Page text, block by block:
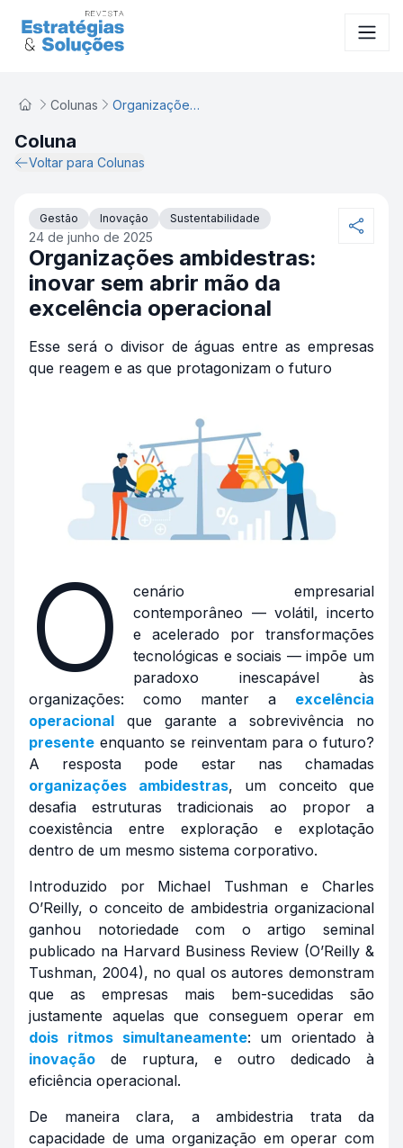
Organizações ambidestras: inovar sem abrir mão da
Colunas Organizações ambidestras: inovar sem abrir mão da excelência operacional
Coluna
Voltar para Colunas
Gestão Inovação Sustentabilidade
24 de junho de 2025
Organizações ambidestras:
inovar sem abrir mão da
excelência operacional
Esse será o divisor de águas entre as empresas
que reagem e as que protagonizam o futuro
O
cenário empresarial
contemporâneo — volátil, incerto
e acelerado por transformações
tecnológicas e sociais — impõe um
paradoxo inescapável às
organizações: como manter a excelência
operacional que garante a sobrevivência no
presente enquanto se reinventam para o futuro?
A resposta pode estar nas chamadas
organizações ambidestras, um conceito que
desafia estruturas tradicionais ao propor a
coexistência entre exploração e explotação
dentro de um mesmo sistema corporativo.
Introduzido por Michael Tushman e Charles
O’Reilly, o conceito de ambidestria organizacional
ganhou notoriedade com o artigo seminal
publicado na Harvard Business Review (O’Reilly &
Tushman, 2004), no qual os autores demonstram
que as empresas mais bem-sucedidas são
justamente aquelas que conseguem operar em
dois ritmos simultaneamente: um orientado à
inovação de ruptura, e outro dedicado à
eficiência operacional.
De maneira clara, a ambidestria trata da
capacidade de uma organização em operar com